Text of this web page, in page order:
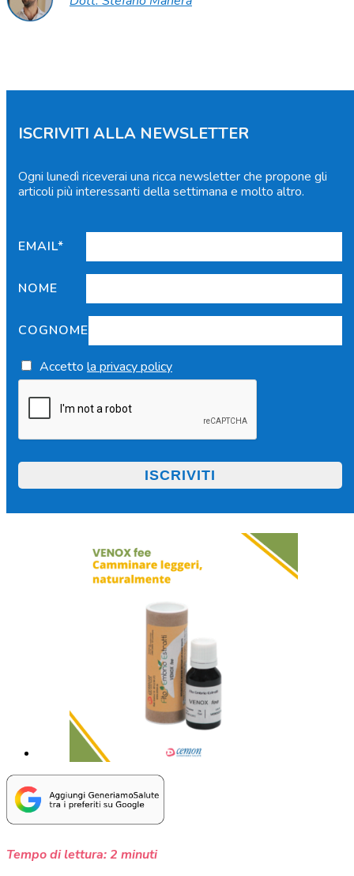
ISCRIVITI ALLA NEWSLETTER
Ogni lunedì riceverai una ricca newsletter che propone gli
articoli più interessanti della settimana e molto altro.
EMAIL*
NOME
COGNOME
Accetto la privacy policy
Tempo di lettura:2 minuti